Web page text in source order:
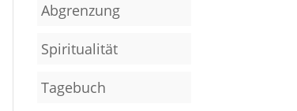
Abgrenzung
Spiritualität
Tagebuch